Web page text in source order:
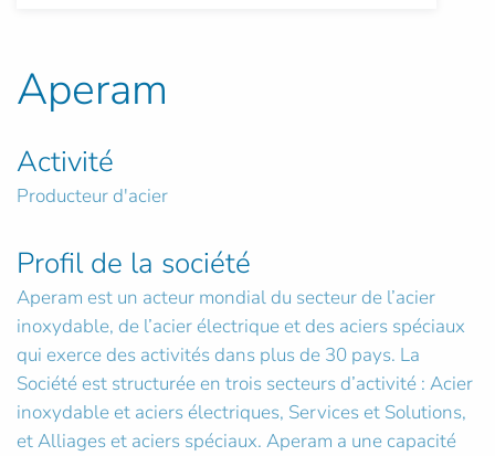
Aperam
Activité
Producteur d'acier
Profil de la société
Aperam est un acteur mondial du secteur de l’acier
inoxydable, de l’acier électrique et des aciers spéciaux
qui exerce des activités dans plus de 30 pays. La
Société est structurée en trois secteurs d’activité : Acier
inoxydable et aciers électriques, Services et Solutions,
et Alliages et aciers spéciaux. Aperam a une capacité